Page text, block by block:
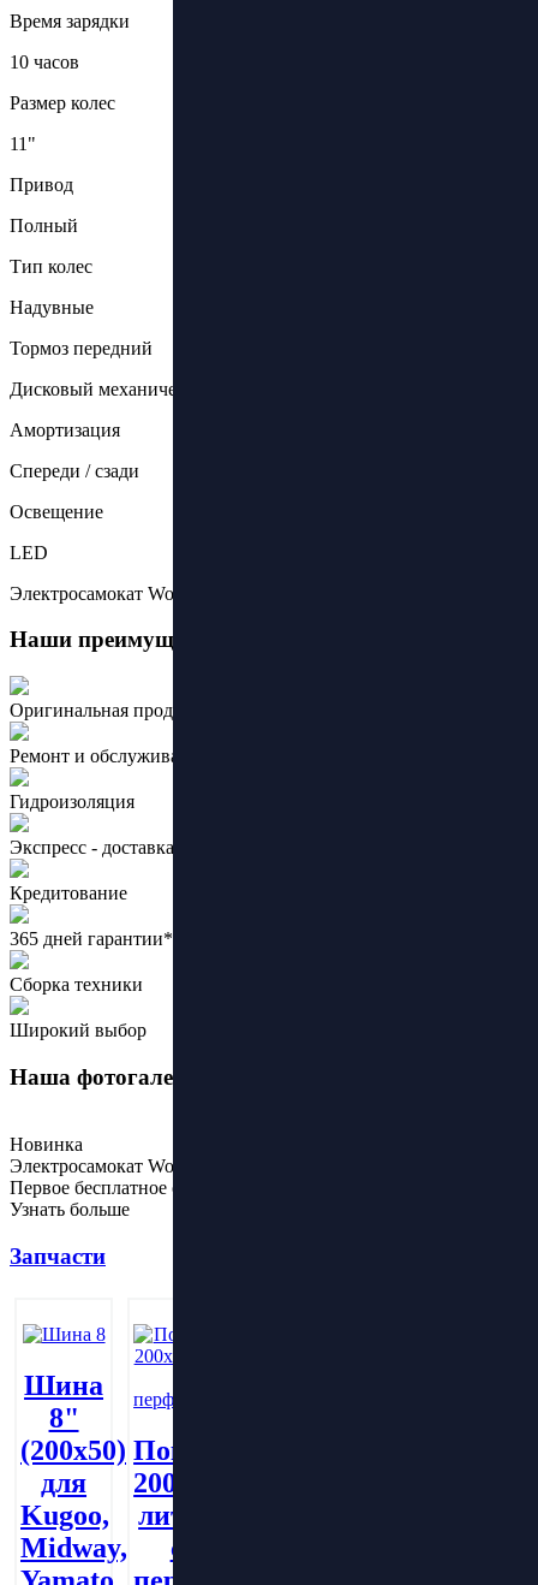
Время зарядки
10 часов
Размер колес
11"
Привод
Полный
Тип колес
Надувные
Тормоз передний
Дисковый механический
Амортизация
Спереди / сзади
Освещение
LED
Электросамокат Wolong M4 Plus
Наши преимущества:
Оригинальная продукция ведущих брендов
Ремонт и обслуживание
Гидроизоляция
Экспресс - доставка
Кредитование
365 дней гарантии*
Сборка техники
Широкий выбор
Наша фотогалерея
Новинка
Электросамокат Wolong M4 Plus
Первое бесплатное обслуживание
Узнать больше
Запчасти
Шина
8"
(200х50)
для
Kugoo,
Midway,
Покрышка
200х50
литая
с